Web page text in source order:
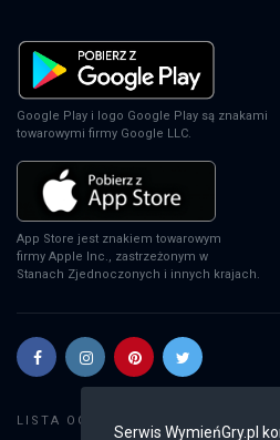
Serwis WymieńGry.pl
Google Play i logo Google Play są znakami
towarowymi firmy Google LLC.
App Store jest znakiem towarowym
firmy Apple Inc., zastrzeżonym w
Stanach Zjednoczonych i innych krajach.
LISTA OGŁOSZEŃ: